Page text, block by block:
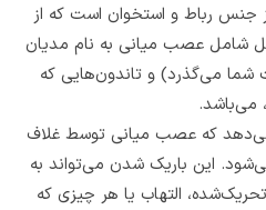
جنس رباط و استخوان است که از
شامل عصب میانی به نام مدیان
می‌گذرد) و تاندون‌هایی که
می‌باشد.
می‌دهد که عصب میانی توسط غلاف
این باریک شدن می‌تواند به
التهاب یا هر چیزی که